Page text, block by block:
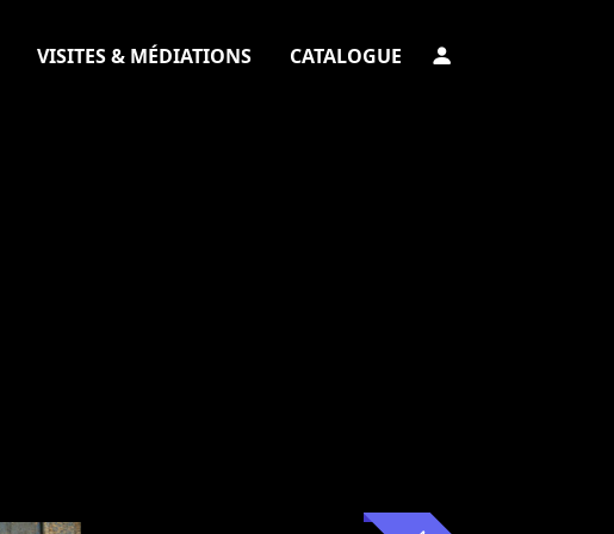
VISITES & MÉDIATIONS CATALOGUE